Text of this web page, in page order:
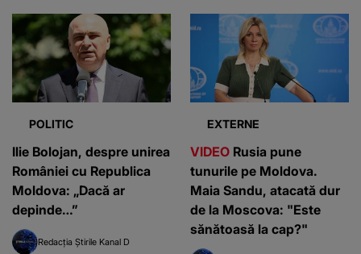
POLITIC
Ilie Bolojan, despre unirea
României cu Republica
Moldova: „Dacă ar
depinde…”
Redacția Știrile Kanal D
EXTERNE
VIDEO Rusia pune
tunurile pe Moldova.
Maia Sandu, atacată dur
de la Moscova: "Este
sănătoasă la cap?"